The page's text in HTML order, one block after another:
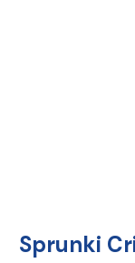
Sprunki